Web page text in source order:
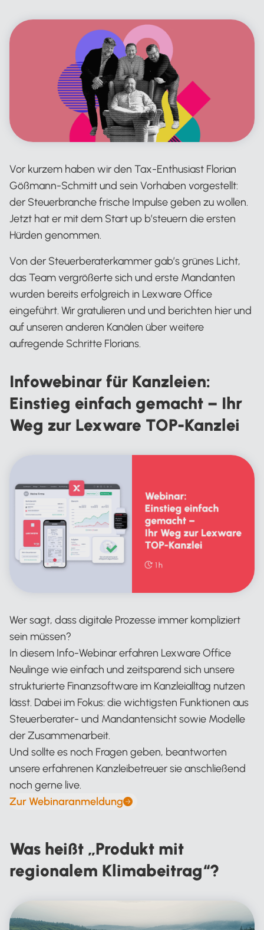
Vor kurzem haben wir den Tax-Enthusiast Florian
Gößmann-Schmitt und sein Vorhaben vorgestellt:
der Steuerbranche frische Impulse geben zu wollen.
Jetzt hat er mit dem Start up b’steuern die ersten
Hürden genommen.
Von der Steuerberaterkammer gab’s grünes Licht,
das Team vergrößerte sich und erste Mandanten
wurden bereits erfolgreich in Lexware Office
eingeführt. Wir gratulieren und und berichten hier und
auf unseren anderen Kanälen über weitere
aufregende Schritte Florians.
Infowebinar für Kanzleien:
Einstieg einfach gemacht – Ihr
Weg zur Lexware TOP-Kanzlei
Wer sagt, dass digitale Prozesse immer kompliziert
sein müssen?
In diesem Info-Webinar erfahren Lexware Office
Neulinge wie einfach und zeitsparend sich unsere
strukturierte Finanzsoftware im Kanzleialltag nutzen
lässt. Dabei im Fokus: die wichtigsten Funktionen aus
Steuerberater- und Mandantensicht sowie Modelle
der Zusammenarbeit.
Und sollte es noch Fragen geben, beantworten
unsere erfahrenen Kanzleibetreuer sie anschließend
noch gerne live.
Zur Webinaranmeldung
Was heißt „Produkt mit
regionalem Klimabeitrag“?